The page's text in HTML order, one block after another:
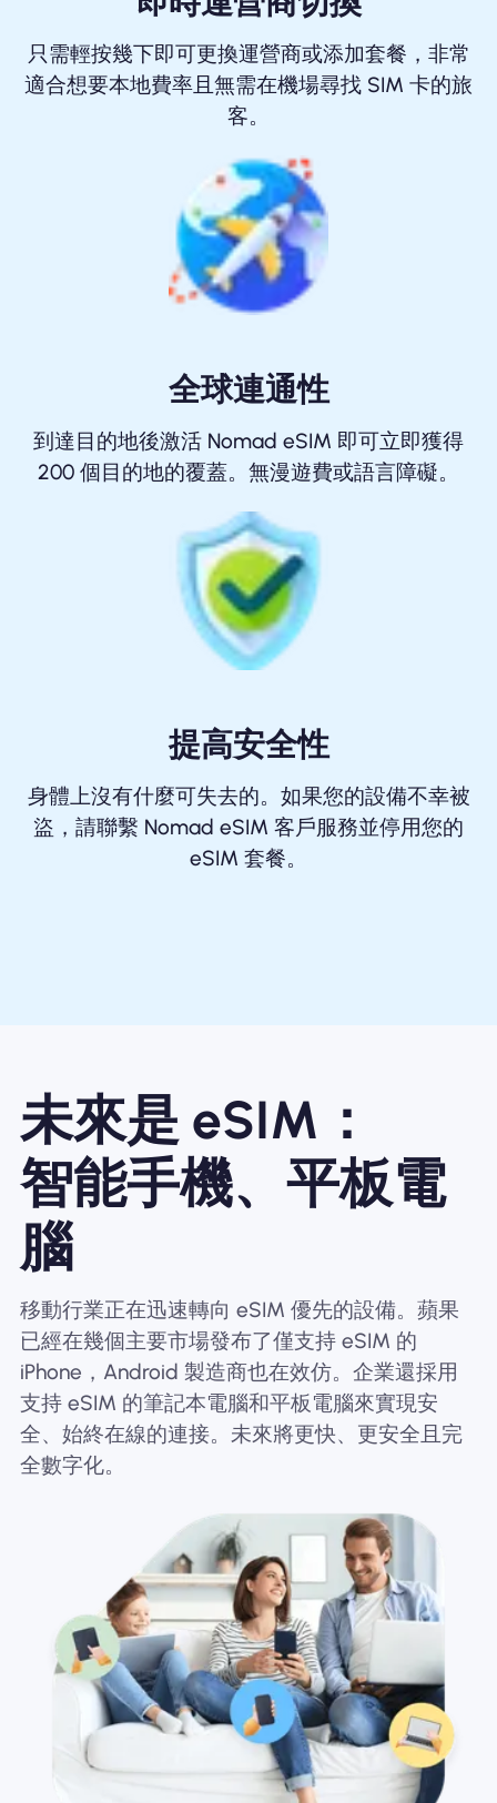
只需輕按幾下即可更換運營商或添加套餐，非常
適合想要本地費率且無需在機場尋找 SIM 卡的旅
客。
全球連通性
到達目的地後激活 Nomad eSIM 即可立即獲得
200 個目的地的覆蓋。無漫遊費或語言障礙。
提高安全性
身體上沒有什麼可失去的。如果您的設備不幸被
盜，請聯繫 Nomad eSIM 客戶服務並停用您的
eSIM 套餐。
未來是 eSIM：
智能手機、平板電
腦
移動行業正在迅速轉向 eSIM 優先的設備。蘋果
已經在幾個主要市場發布了僅支持 eSIM 的
iPhone，Android 製造商也在效仿。企業還採用
支持 eSIM 的筆記本電腦和平板電腦來實現安
全、始終在線的連接。未來將更快、更安全且完
全數字化。